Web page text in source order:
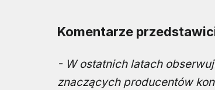
Komentarze
- W ostatnich latach
znaczących producentów